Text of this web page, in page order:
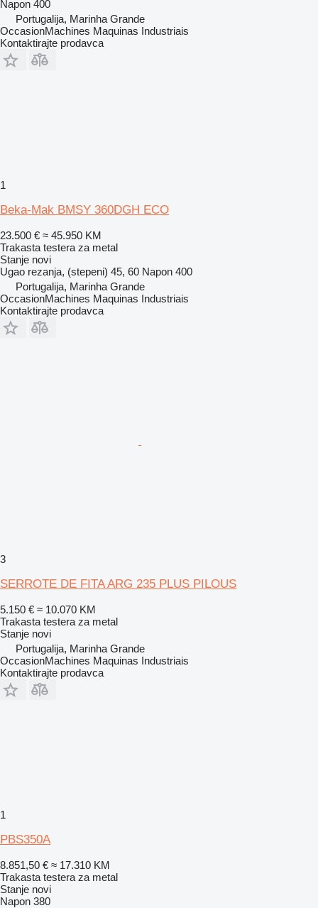
Napon 400
Portugalija, Marinha Grande
OccasionMachines Maquinas Industriais
Kontaktirajte prodavca
1
Beka-Mak BMSY 360DGH ECO
23.500 € ≈ 45.950 KM
Trakasta testera za metal
Stanje novi
Ugao rezanja, (stepeni) 45, 60 Napon 400
Portugalija, Marinha Grande
OccasionMachines Maquinas Industriais
Kontaktirajte prodavca
3
SERROTE DE FITA ARG 235 PLUS PILOUS
5.150 € ≈ 10.070 KM
Trakasta testera za metal
Stanje novi
Portugalija, Marinha Grande
OccasionMachines Maquinas Industriais
Kontaktirajte prodavca
1
PBS350A
8.851,50 € ≈ 17.310 KM
Trakasta testera za metal
Stanje novi
Napon 380